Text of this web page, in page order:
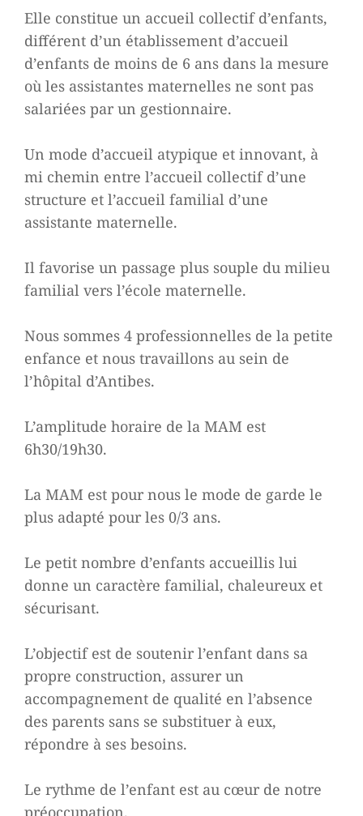
Elle constitue un accueil collectif d’enfants,
différent d’un établissement d’accueil
d’enfants de moins de 6 ans dans la mesure
où les assistantes maternelles ne sont pas
salariées par un gestionnaire.
Un mode d’accueil atypique et innovant, à
mi chemin entre l’accueil collectif d’une
structure et l’accueil familial d’une
assistante maternelle.
Il favorise un passage plus souple du milieu
familial vers l’école maternelle.
Nous sommes 4 professionnelles de la petite
enfance et nous travaillons au sein de
l’hôpital d’Antibes.
L’amplitude horaire de la MAM est
6h30/19h30.
La MAM est pour nous le mode de garde le
plus adapté pour les 0/3 ans.
Le petit nombre d’enfants accueillis lui
donne un caractère familial, chaleureux et
sécurisant.
L’objectif est de soutenir l’enfant dans sa
propre construction, assurer un
accompagnement de qualité en l’absence
des parents sans se substituer à eux,
répondre à ses besoins.
Le rythme de l’enfant est au cœur de notre
préoccupation.